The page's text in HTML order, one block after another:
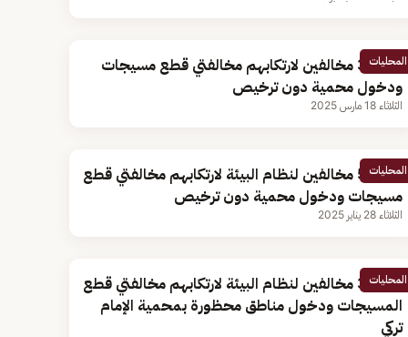
المحليات
ضبط 3 مخالفين لارتكابهم مخالفتي قطع مسيجات
ودخول محمية دون ترخيص
الثلاثاء 18 مارس 2025
المحليات
ضبط 5 مخالفين لنظام البيئة لارتكابهم مخالفتي قطع
مسيجات ودخول محمية دون ترخيص
الثلاثاء 28 يناير 2025
المحليات
ضبط 3 مخالفين لنظام البيئة لارتكابهم مخالفتي قطع
المسيجات ودخول مناطق محظورة بمحمية الإمام
تركي